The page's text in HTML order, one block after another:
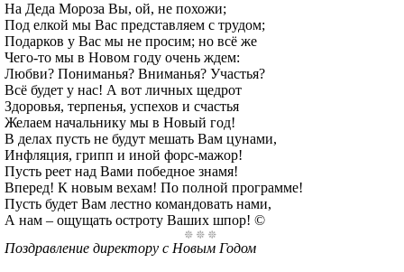
На Деда Мороза Вы, ой, не похожи;
Под елкой мы Вас представляем с трудом;
Подарков у Вас мы не просим; но всё же
Чего-то мы в Новом году очень ждем:
Любви? Пониманья? Вниманья? Участья?
Всё будет у нас! А вот личных щедрот
Здоровья, терпенья, успехов и счастья
Желаем начальнику мы в Новый год!
В делах пусть не будут мешать Вам цунами,
Инфляция, грипп и иной форс-мажор!
Пусть реет над Вами победное знамя!
Вперед! К новым вехам! По полной программе!
Пусть будет Вам лестно командовать нами,
А нам – ощущать остроту Ваших шпор! ©
Поздравление директору с Новым Годом